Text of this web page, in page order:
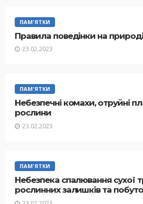
ПАМ'ЯТКИ
Правила поведінки на природі
23.02.2023
ПАМ'ЯТКИ
Небезпечні комахи, отруйні
рослини
23.02.2023
ПАМ'ЯТКИ
Небезпека спалювання сухої
рослинних залишків та